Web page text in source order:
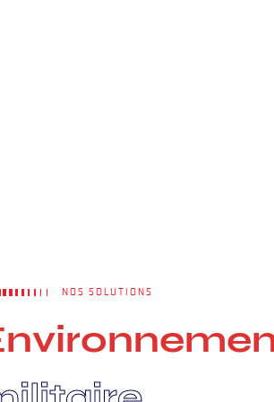
NOS SOLUTIONS
nvironneme